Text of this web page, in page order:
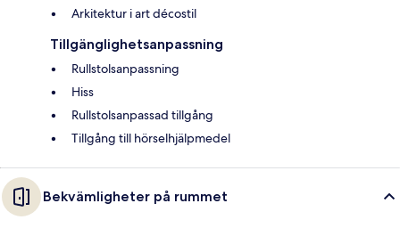
Arkitektur i art décostil
Tillgänglighetsanpassning
Rullstolsanpassning
Hiss
Rullstolsanpassad tillgång
Tillgång till hörselhjälpmedel
Bekvämligheter på rummet